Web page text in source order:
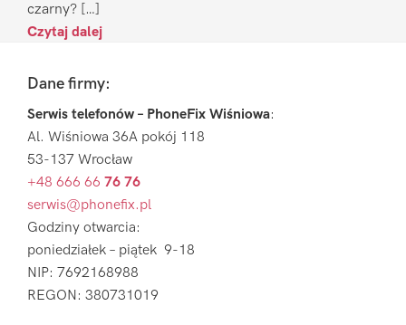
czarny? […]
Czytaj dalej
FooterDane firmy:
Serwis telefonów – PhoneFix Wiśniowa:
Al. Wiśniowa 36A pokój 118
53-137 Wrocław
+48 666 66 76 76
serwis@phonefix.pl
Godziny otwarcia:
poniedziałek – piątek 9-18
NIP: 7692168988
REGON: 380731019